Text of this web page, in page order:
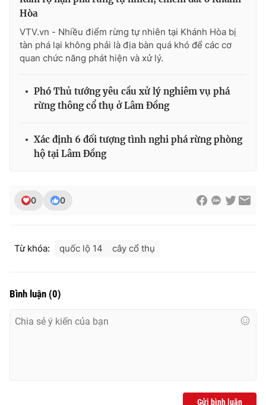
Ðiện thoại Thời báo VTV:
024.66 897 897
Liên hệ quảng cáo:
024-7300.7108
® Cấm sao chép dưới mọi hình thức nếu không có sự chấp
Hòa
VTV.vn - Nhiều điểm rừng tự nhiên tại Khánh Hòa bị
tàn phá lại không phải là địa bàn quá khó để các cơ
quan chức năng phát hiện và xử lý.
Phó Thủ tướng yêu cầu xử lý nghiêm vụ phá
rừng thông cổ thụ ở Lâm Đồng
Xác định 6 đối tượng tình nghi phá rừng phòng
hộ tại Lâm Đồng
0 0
Từ khóa: quốc lộ 14 cây cổ thụ
Bình luận (0)
Gửi bình luận